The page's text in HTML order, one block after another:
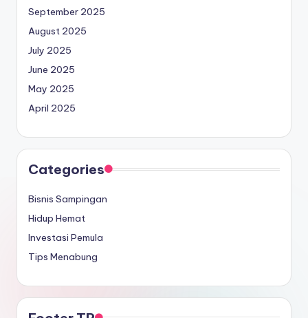
September 2025
August 2025
July 2025
June 2025
May 2025
April 2025
Categories
Bisnis Sampingan
Hidup Hemat
Investasi Pemula
Tips Menabung